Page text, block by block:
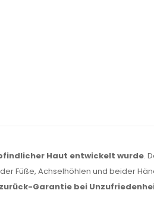
Haut entwickelt wurde.
Füße, Achselhöhlen und beider
Garantie bei